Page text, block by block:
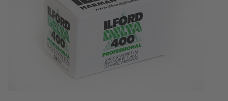
kundeservice@japanphoto.no
LYS OG STUDIO
INSTANTFOTO